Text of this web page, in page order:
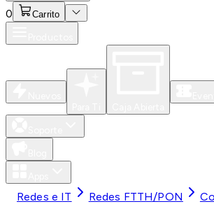
0 Carrito
Redes e IT Redes FTTH/PON